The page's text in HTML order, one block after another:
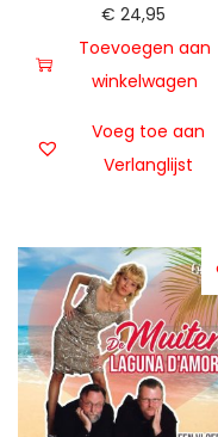
€ 24,95
Toevoegen aan
winkelwagen
Voeg toe aan
Verlanglijst